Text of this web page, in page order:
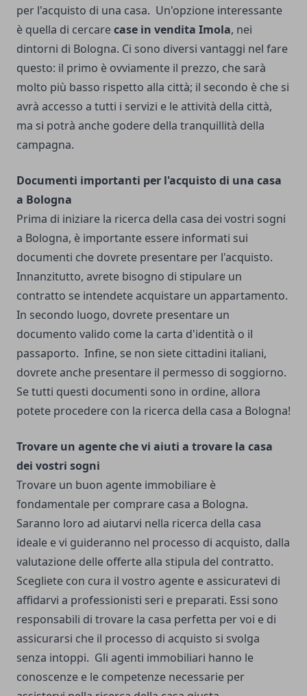
per l'acquisto di una casa. Un'opzione interessante
è quella di cercarecase in vendita Imola, nei
dintorni di Bologna. Ci sono diversi vantaggi nel fare
questo: il primo è ovviamente il prezzo, che sarà
molto più basso rispetto alla città; il secondo è che si
avrà accesso a tutti i servizi e le attività della città,
ma si potrà anche godere della tranquillità della
campagna.
Documenti importanti per l'acquisto di una casa
a Bologna
Prima di iniziare la ricerca della casa dei vostri sogni
a Bologna, è importante essere informati sui
documenti che dovrete presentare per l'acquisto.
Innanzitutto, avrete bisogno di stipulare un
contratto se intendete acquistare un appartamento.
In secondo luogo, dovrete presentare un
documento valido come la carta d'identità o il
passaporto. Infine, se non siete cittadini italiani,
dovrete anche presentare il permesso di soggiorno.
Se tutti questi documenti sono in ordine, allora
potete procedere con la ricerca della casa a Bologna!
Trovare un agente che vi aiuti a trovare la casa
dei vostri sogni
Trovare un buon agente immobiliare è
fondamentale per comprare casa a Bologna.
Saranno loro ad aiutarvi nella ricerca della casa
ideale e vi guideranno nel processo di acquisto, dalla
valutazione delle offerte alla stipula del contratto.
Scegliete con cura il vostro agente e assicuratevi di
affidarvi a professionisti seri e preparati. Essi sono
responsabili di trovare la casa perfetta per voi e di
assicurarsi che il processo di acquisto si svolga
senza intoppi. Gli agenti immobiliari hanno le
conoscenze e le competenze necessarie per